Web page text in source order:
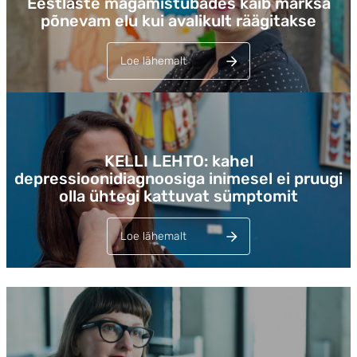
põnevam elu kui avalikult räägitakse
Loe lähemalt
KELLI LEHTO: kahel
depressioonidiagnoosiga inimesel ei pruugi
olla ühtegi kattuvat sümptomit
Loe lähemalt